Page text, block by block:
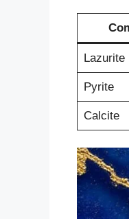
Lazurite
Pyrite
Calcite